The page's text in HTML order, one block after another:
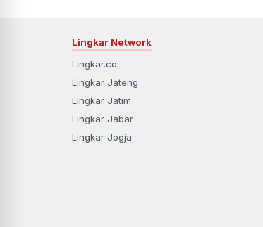
Lingkar Network
Lingkar.co
Lingkar Jateng
Lingkar Jatim
Lingkar Jabar
Lingkar Jogja